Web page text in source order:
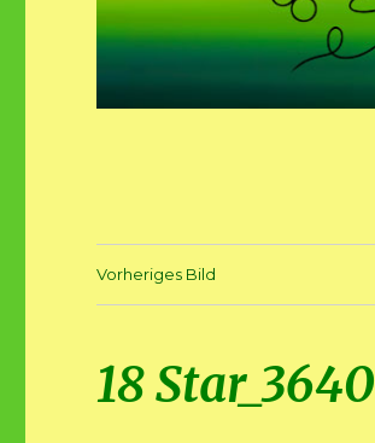
Vorheriges Bild
18 Star_3640